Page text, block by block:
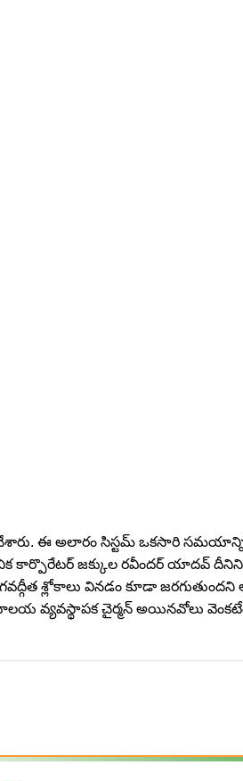
ఈ అలారం సిస్టమ్ ఒకసారి
జక్కుల రవీందర్ యాదవ్ దీనిని
శ్లోకాలు వినడం కూడా
వ్యవస్థాపక చైర్మన్ అయినవోలు